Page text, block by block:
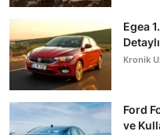
Egea
Kronik
Ford
ve